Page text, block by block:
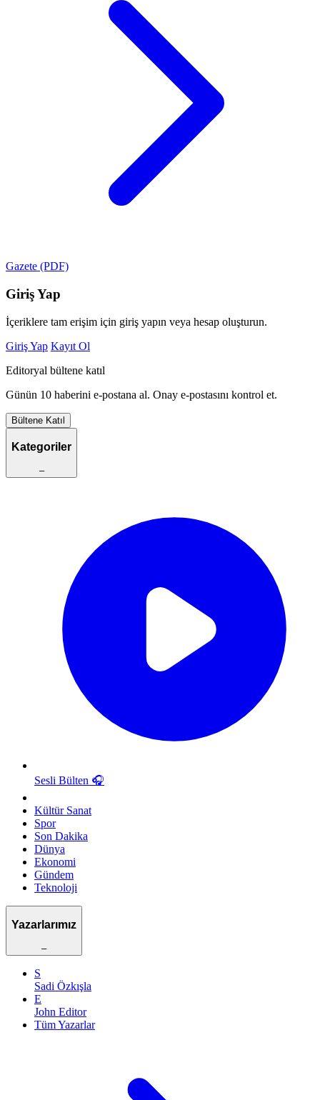
Gazete (PDF)
Giriş Yap
İçeriklere tam erişim için giriş yapın veya hesap oluşturun.
Giriş Yap Kayıt Ol
Editoryal bültene katıl
Günün 10 haberini e-postana al. Onay e-postasını kontrol et.
Bültene Katıl
Kategoriler
–
Sesli Bülten 🎧
Kültür Sanat
Spor
Son Dakika
Dünya
Ekonomi
Gündem
Teknoloji
Yazarlarımız
–
S
Sadi Özkışla
E
John Editor
Tüm Yazarlar